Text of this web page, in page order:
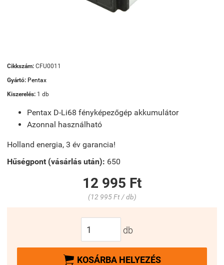
Cikkszám: CFU0011
Gyártó: Pentax
Kiszerelés: 1 db
Pentax D-Li68 fényképezőgép akkumulátor
Azonnal használható
Holland energia, 3 év garancia!
Hűségpont (vásárlás után): 650
12 995 Ft
(12 995 Ft / db)
db
 KOSÁRBA HELYEZÉS